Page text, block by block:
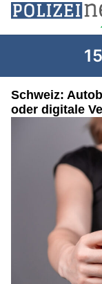
Schweiz:
oder digitale